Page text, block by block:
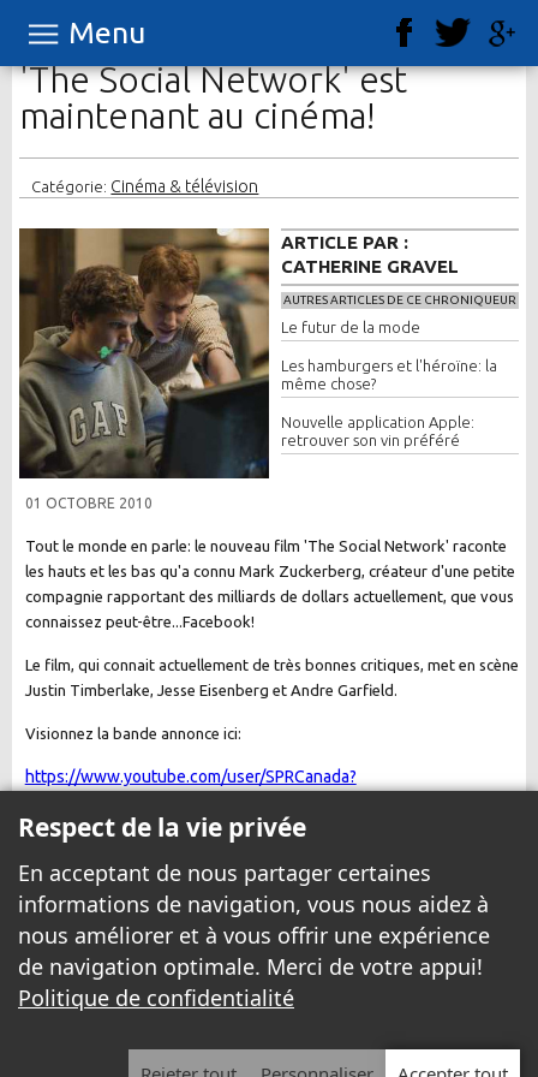
Menu
'The Social Network' est
maintenant au cinéma!
Catégorie: Cinéma & télévision
ARTICLE PAR :
CATHERINE GRAVEL
AUTRES ARTICLES DE CE CHRONIQUEUR
Le futur de la mode
Les hamburgers et l'héroïne: la
même chose?
Nouvelle application Apple:
retrouver son vin préféré
01 OCTOBRE 2010
Tout le monde en parle: le nouveau film 'The Social Network' raconte
les hauts et les bas qu'a connu Mark Zuckerberg, créateur d'une petite
compagnie rapportant des milliards de dollars actuellement, que vous
connaissez peut-être...Facebook!
Le film, qui connait actuellement de très bonnes critiques, met en scène
Justin Timberlake, Jesse Eisenberg et Andre Garfield.
Visionnez la bande annonce ici:
https://www.youtube.com/user/SPRCanada?
Respect de la vie privée
En acceptant de nous partager certaines
informations de navigation, vous nous aidez à
nous améliorer et à vous offrir une expérience
de navigation optimale. Merci de votre appui!
Politique de confidentialité
© 1999 - 2026 Yannick.net Tous droits réservés.
Avis légal|Politique de confidentialité